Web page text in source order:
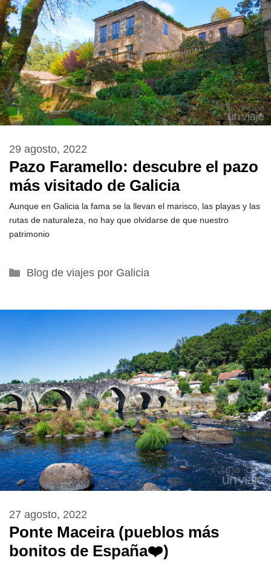
Pazo Faramello: descubre el pazo
más visitado de Galicia
29 agosto, 2022
Aunque en Galicia la fama se la llevan el marisco, las playas y las
rutas de naturaleza, no hay que olvidarse de que nuestro
patrimonio
Categorías
Blog de viajes por Galicia
Ponte Maceira (pueblos más
bonitos de España❤️)
27 agosto, 2022